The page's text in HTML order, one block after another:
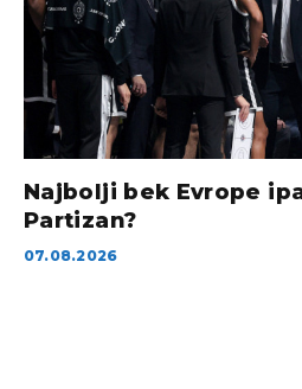
Najbolji bek Evrope
Partizan?
07.08.2026